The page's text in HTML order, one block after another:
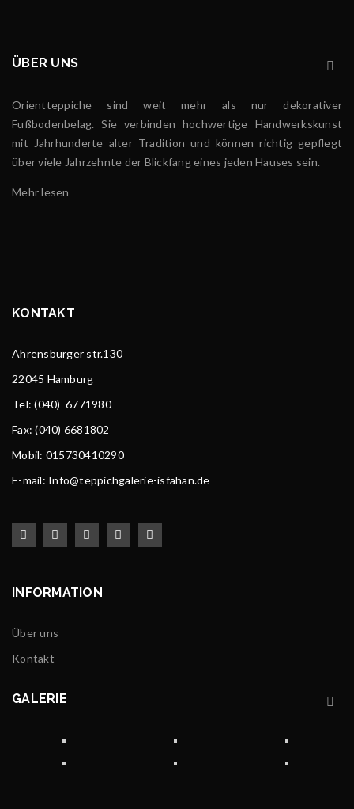
ÜBER UNS
Orientteppiche sind weit mehr als nur dekorativer
Fußbodenbelag. Sie verbinden hochwertige Handwerkskunst
mit Jahrhunderte alter Tradition und können richtig gepflegt
über viele Jahrzehnte der Blickfang eines jeden Hauses sein.
Mehr lesen
KONTAKT
Ahrensburger str.130
22045 Hamburg
Tel: (040) 6771980
Fax: (040) 6681802
Mobil: 015730410290
E-mail: Info@teppichgalerie-isfahan.de
INFORMATION
Über uns
Kontakt
GALERIE